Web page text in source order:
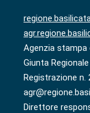
Agenzia stampa
Giunta
Registrazione n.
Direttore